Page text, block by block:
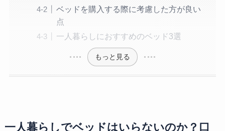
ベッドを購入する際に考慮した方が良い
点
一人暮らしにおすすめのベッド3選
もっと見る
一人暮らしでベッドはいらないのか？口